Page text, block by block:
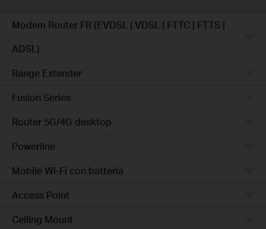
Modem Router FR (EVDSL | VDSL | FTTC | FTTS |
ADSL)
Range Extender
Fusion Series
Router 5G/4G desktop
Powerline
Mobile Wi-Fi con batteria
Access Point
Ceiling Mount